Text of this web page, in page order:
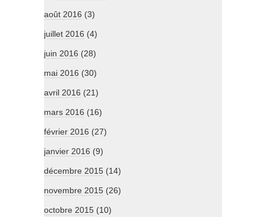
août 2016 (3)
juillet 2016 (4)
juin 2016 (28)
mai 2016 (30)
avril 2016 (21)
mars 2016 (16)
février 2016 (27)
janvier 2016 (9)
décembre 2015 (14)
novembre 2015 (26)
octobre 2015 (10)